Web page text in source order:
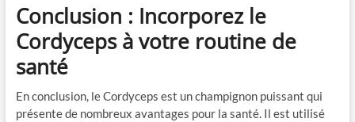
Conclusion : Incorporez le
Cordyceps à votre routine de
santé
En conclusion, le Cordyceps est un champignon puissant qui
présente de nombreux avantages pour la santé. Il est utilisé